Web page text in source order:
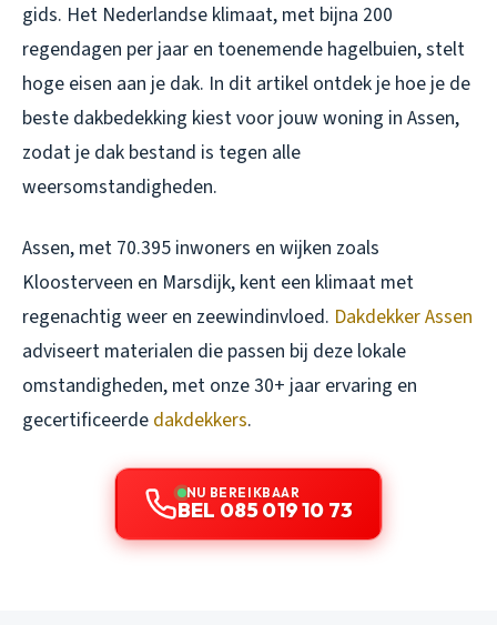
gids. Het Nederlandse klimaat, met bijna 200
regendagen per jaar en toenemende hagelbuien, stelt
hoge eisen aan je dak. In dit artikel ontdek je hoe je de
beste dakbedekking kiest voor jouw woning in Assen,
zodat je dak bestand is tegen alle
weersomstandigheden.
Assen, met 70.395 inwoners en wijken zoals
Kloosterveen en Marsdijk, kent een klimaat met
regenachtig weer en zeewindinvloed. Dakdekker Assen
adviseert materialen die passen bij deze lokale
omstandigheden, met onze 30+ jaar ervaring en
gecertificeerde dakdekkers.
NU BEREIKBAAR
BEL 085 019 10 73